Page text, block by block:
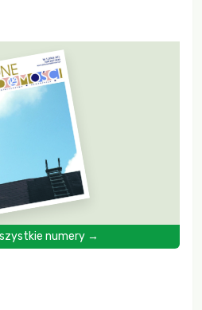
numery →